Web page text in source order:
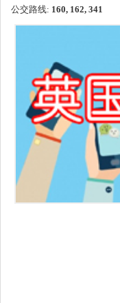
公交路线: 160, 162, 341